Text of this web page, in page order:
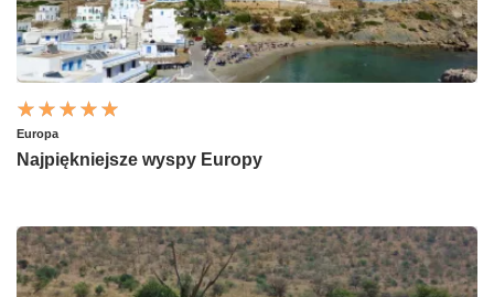
Europa
Najpiękniejsze wyspy Europy